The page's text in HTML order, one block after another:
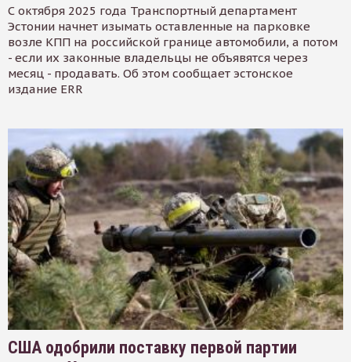
С октября 2025 года Транспортный департамент
Эстонии начнет изымать оставленные на парковке
возле КПП на российской границе автомобили, а потом
- если их законные владельцы не объявятся через
месяц - продавать. Об этом сообщает эстонское
издание ERR
США одобрили поставку первой партии